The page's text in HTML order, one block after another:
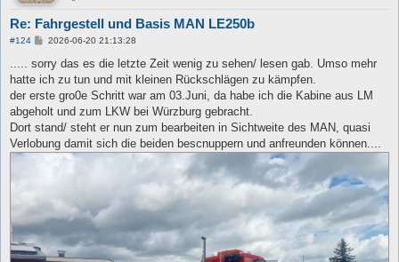
Re: Fahrgestell und Basis MAN LE250b
#124
B
i
r
a
2026-06-20 21:13:28
..... sorry das es die letzte Zeit wenig zu sehen/ lesen gab. Umso mehr
hatte ich zu tun und mit kleinen Rückschlägen zu kämpfen.
der erste gro0e Schritt war am 03.Juni, da habe ich die Kabine aus LM
abgeholt und zum LKW bei Würzburg gebracht.
Dort stand/ steht er nun zum bearbeiten in Sichtweite des MAN, quasi
Verlobung damit sich die beiden bescnuppern und anfreunden können....